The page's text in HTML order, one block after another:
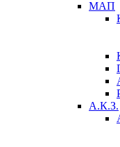
МАП
А.К.З.